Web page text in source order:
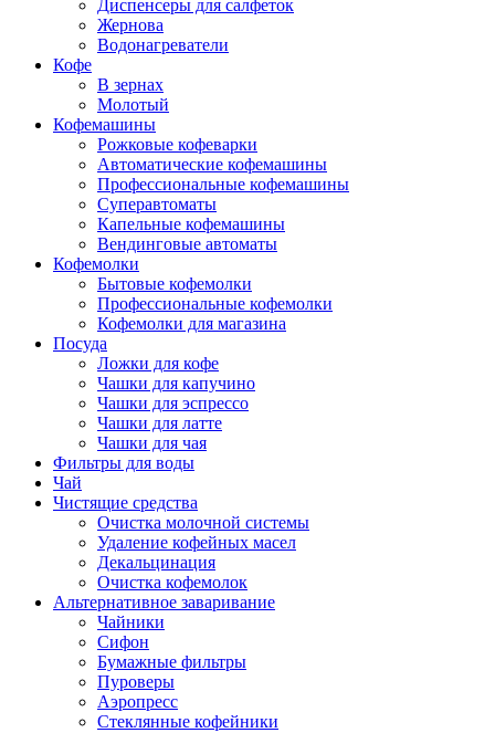
Диспенсеры для салфеток
Жернова
Водонагреватели
Кофе
В зернах
Молотый
Кофемашины
Рожковые кофеварки
Автоматические кофемашины
Профессиональные кофемашины
Суперавтоматы
Капельные кофемашины
Вендинговые автоматы
Кофемолки
Бытовые кофемолки
Профессиональные кофемолки
Кофемолки для магазина
Посуда
Ложки для кофе
Чашки для капучино
Чашки для эспрессо
Чашки для латте
Чашки для чая
Фильтры для воды
Чай
Чистящие средства
Очистка молочной системы
Удаление кофейных масел
Декальцинация
Очистка кофемолок
Альтернативное заваривание
Чайники
Сифон
Бумажные фильтры
Пуроверы
Аэропресс
Стеклянные кофейники